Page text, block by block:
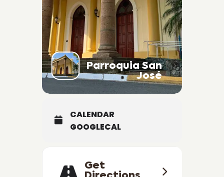
Parroquia San
José
CALENDAR
GOOGLECAL
Get